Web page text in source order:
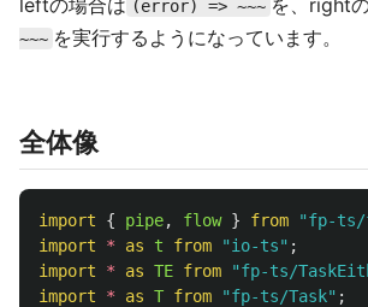
leftの場合は (error) => ~~~ を、right
~~~ を実行するようになっています。
全体像
import { pipe, flow } from "fp-ts/
import
* as t from "io-ts" ;
import
* as TE from "fp-ts/
import
* as T from "fp-ts/Task" ;